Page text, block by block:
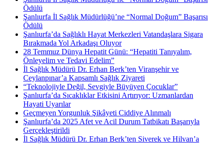
Ödülü
Şanlıurfa İl Sağlık Müdürlüğü’ne “Normal Doğum” Başarısı
Ödülü
Şanlıurfa’da Sağlıklı Hayat Merkezleri Vatandaşlara Sigara
Bırakmada Yol Arkadaşı Oluyor
28 Temmuz Dünya Hepatit Günü: “Hepatiti Tanıyalım,
Önleyelim ve Tedavi Edelim”
İl Sağlık Müdürü Dr. Erhan Berk’ten Viranşehir ve
Ceylanpınar’a Kapsamlı Sağlık Ziyareti
“Teknolojiyle Değil, Sevgiyle Büyüyen Çocuklar”
Şanlıurfa’da Sıcaklıklar Etkisini Artırıyor: Uzmanlardan
Hayati Uyarılar
Geçmeyen Yorgunluk Şikâyeti Ciddiye Alınmalı
Şanlıurfa’da 2025 Afet ve Acil Durum Tatbikatı Başarıyla
Gerçekleştirildi
İl Sağlık Müdürü Dr. Erhan Berk’ten Siverek ve Hilvan’a